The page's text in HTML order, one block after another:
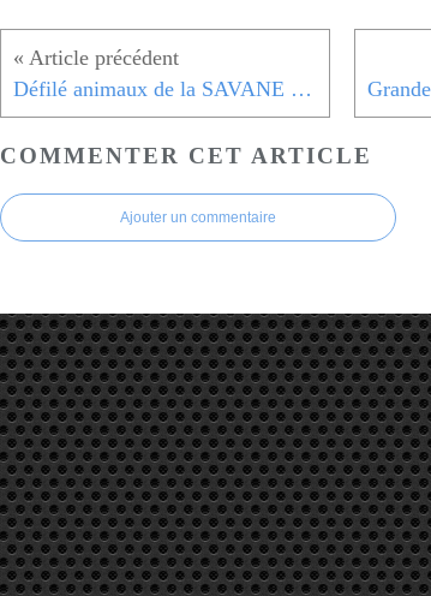
Défilé animaux de la SAVANE - Grande Galerie de l'EVOLUTION - 5eme
COMMENTER CET ARTICLE
Ajouter un commentaire